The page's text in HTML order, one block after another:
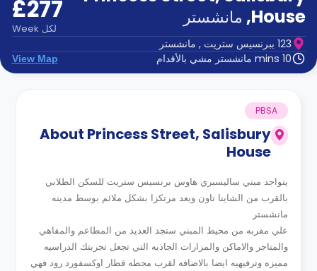
و
المساعدة
الدعم
عبر
الهاتف
اتصل
بنا
كيف
الأسئلة
الشائعة
House
, مانشستر £277
لكل Week
123 ببرنسيس ستريت , مانشستر
10 mins مانشستر مشي بالأقدام
View Map
About Princess Street, Salisbury
House
PBSA
يتواجد مبني ساليسبري هاوس برنسيس ستريت للسكن الطلابي
بالقرب من الشاينا تاون ويعد مرتكزا بشكل ملائم بوسط مدينه
مانشستر
علي مقربه من محيط المبني ستجد العديد من المطاعم والمقاهي
والمتاجر والاماكن والمزارات الجاذبه التي تجعل تجربتك الدراسيه
مميزه وترفيهيه ايضا بالاضافه لقرب محطه قطار اوكسفورد رود فهي